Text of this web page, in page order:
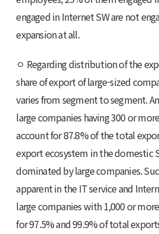
engaged in Internet SW are not
expansion at all.
ㅇ Regarding distribution of the
share of export of large-sized
varies from segment to segment.
large companies having 300 or
account for 87.8% of the total
export ecosystem in the domestic
dominated by large companies.
apparent in the IT service and
large companies with 1,000 or
for 97.5% and 99.9% of total